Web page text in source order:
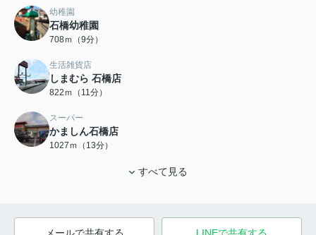
幼稚園
石橋幼稚園
708ｍ（9分）
生活雑貨店
しまむら 石橋店
822ｍ（11分）
スーパー
かましん石橋店
1027ｍ（13分）
すべて見る